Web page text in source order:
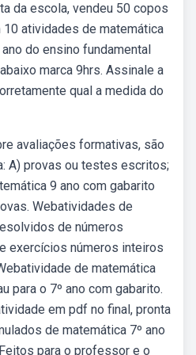
da escola, vendeu 50 copos
atividades de matemática
do ensino fundamental
marca 9hrs. Assinale a
qual a medida do
avaliações formativas, são
A) provas ou testes escritos;
9 ano com gabarito
Webatividades de
de números
exercícios números inteiros
de matemática
para o 7º ano com gabarito.
em pdf no final, pronta
de matemática 7º ano
para o professor e o